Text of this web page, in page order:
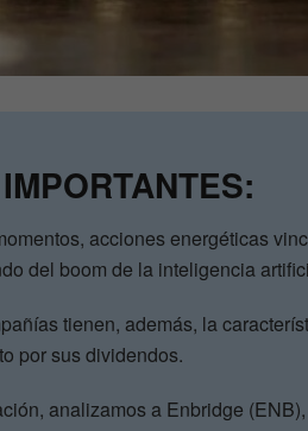
acciones energéticas
del boom de la inteligencia
tienen, además, la
por sus dividendos.
analizamos a Enbridge